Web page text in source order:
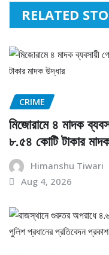
RELATED
CRIME
মিজোরামে ৪ মাদক
৮.৫৪ কোটি টাকার
Himanshu Tiwari
Aug 4, 2026